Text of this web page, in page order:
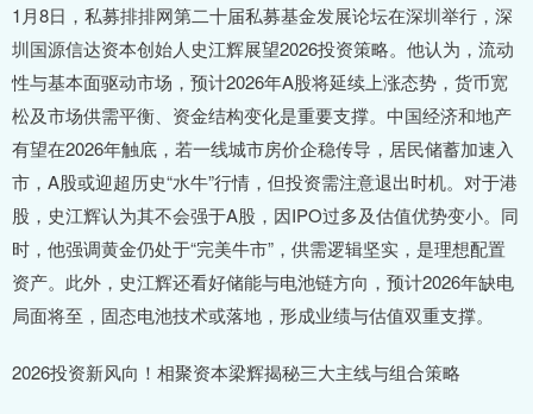
1月8日，私募排排网第二十届私募基金发展论坛在深圳举行，深
圳国源信达资本创始人史江辉展望2026投资策略。他认为，流动
性与基本面驱动市场，预计2026年A股将延续上涨态势，货币宽
松及市场供需平衡、资金结构变化是重要支撑。中国经济和地产
有望在2026年触底，若一线城市房价企稳传导，居民储蓄加速入
市，A股或迎超历史“水牛”行情，但投资需注意退出时机。对于港
股，史江辉认为其不会强于A股，因IPO过多及估值优势变小。同
时，他强调黄金仍处于“完美牛市”，供需逻辑坚实，是理想配置
资产。此外，史江辉还看好储能与电池链方向，预计2026年缺电
局面将至，固态电池技术或落地，形成业绩与估值双重支撑。
2026投资新风向！相聚资本梁辉揭秘三大主线与组合策略